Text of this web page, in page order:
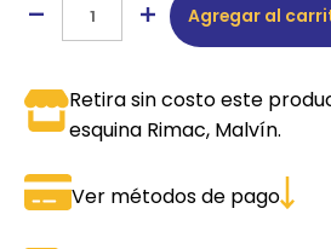
Agregar al
Retira sin costo este
esquina Rimac, Malvín.
Ver métodos de pago